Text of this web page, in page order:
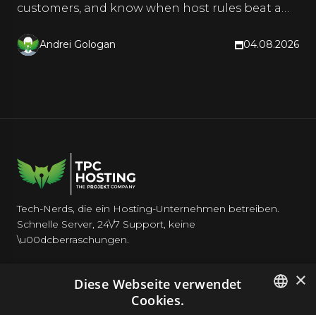
customers, and know when host rules beat a
Andrei Gologan 04.08.2026
Tech-Nerds, die ein Hosting-Unternehmen betreiben.
Schnelle Server, 24\/7 Support, keine
\u00dcberraschungen.
×
Diese Webseite verwendet
Cookies.